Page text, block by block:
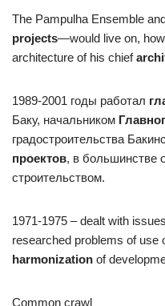
The Pampulha Ensemble
projects—would live on,
architecture of his chief
1989-2001 годы работал
Баку, начальником
градостроительства
проектов, в большинстве
строительством.
1971-1975 – dealt with issues
researched problems of use
harmonization of
Common crawl